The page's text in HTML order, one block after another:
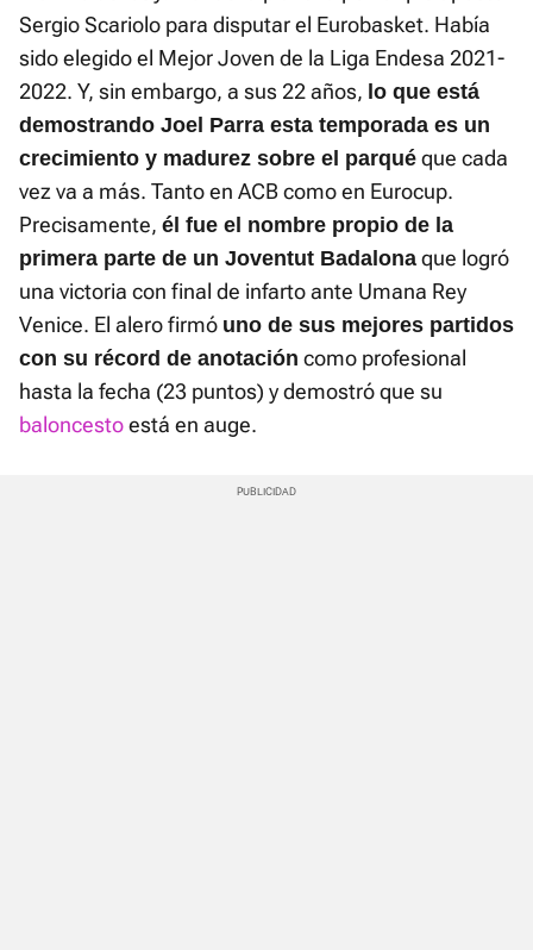
Sergio Scariolo para disputar el Eurobasket. Había
sido elegido el Mejor Joven de la Liga Endesa 2021-
2022. Y, sin embargo, a sus 22 años, lo que está
demostrando Joel Parra esta temporada es un
crecimiento y madurez sobre el parqué que cada
vez va a más. Tanto en ACB como en Eurocup.
Precisamente, él fue el nombre propio de la
primera parte de un Joventut Badalona que logró
una victoria con final de infarto ante Umana Rey
Venice. El alero firmó uno de sus mejores partidos
con su récord de anotación como profesional
hasta la fecha (23 puntos) y demostró que su
baloncestoestá en auge.